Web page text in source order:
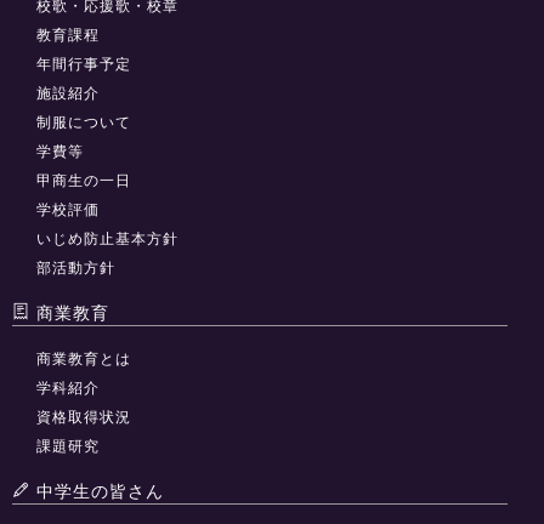
校歌・応援歌・校章
教育課程
年間行事予定
施設紹介
制服について
学費等
甲商生の一日
学校評価
いじめ防止基本方針
部活動方針
商業教育
商業教育とは
学科紹介
資格取得状況
課題研究
中学生の皆さん